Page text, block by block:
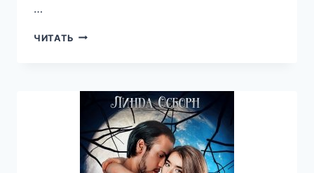
…
ЧИТАТЬ СУДЬБОНОСНАЯ
КНИГА
ОЛЬГА
ШО